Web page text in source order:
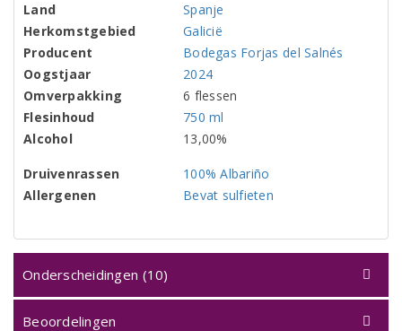
Land
Spanje
Herkomstgebied
Galicië
Producent
Bodegas Forjas del Salnés
Oogstjaar
2024
Omverpakking
6 flessen
Flesinhoud
750 ml
Alcohol
13,00%
Druivenrassen
100% Albariño
Allergenen
Bevat sulfieten
Onderscheidingen (10)
Beoordelingen